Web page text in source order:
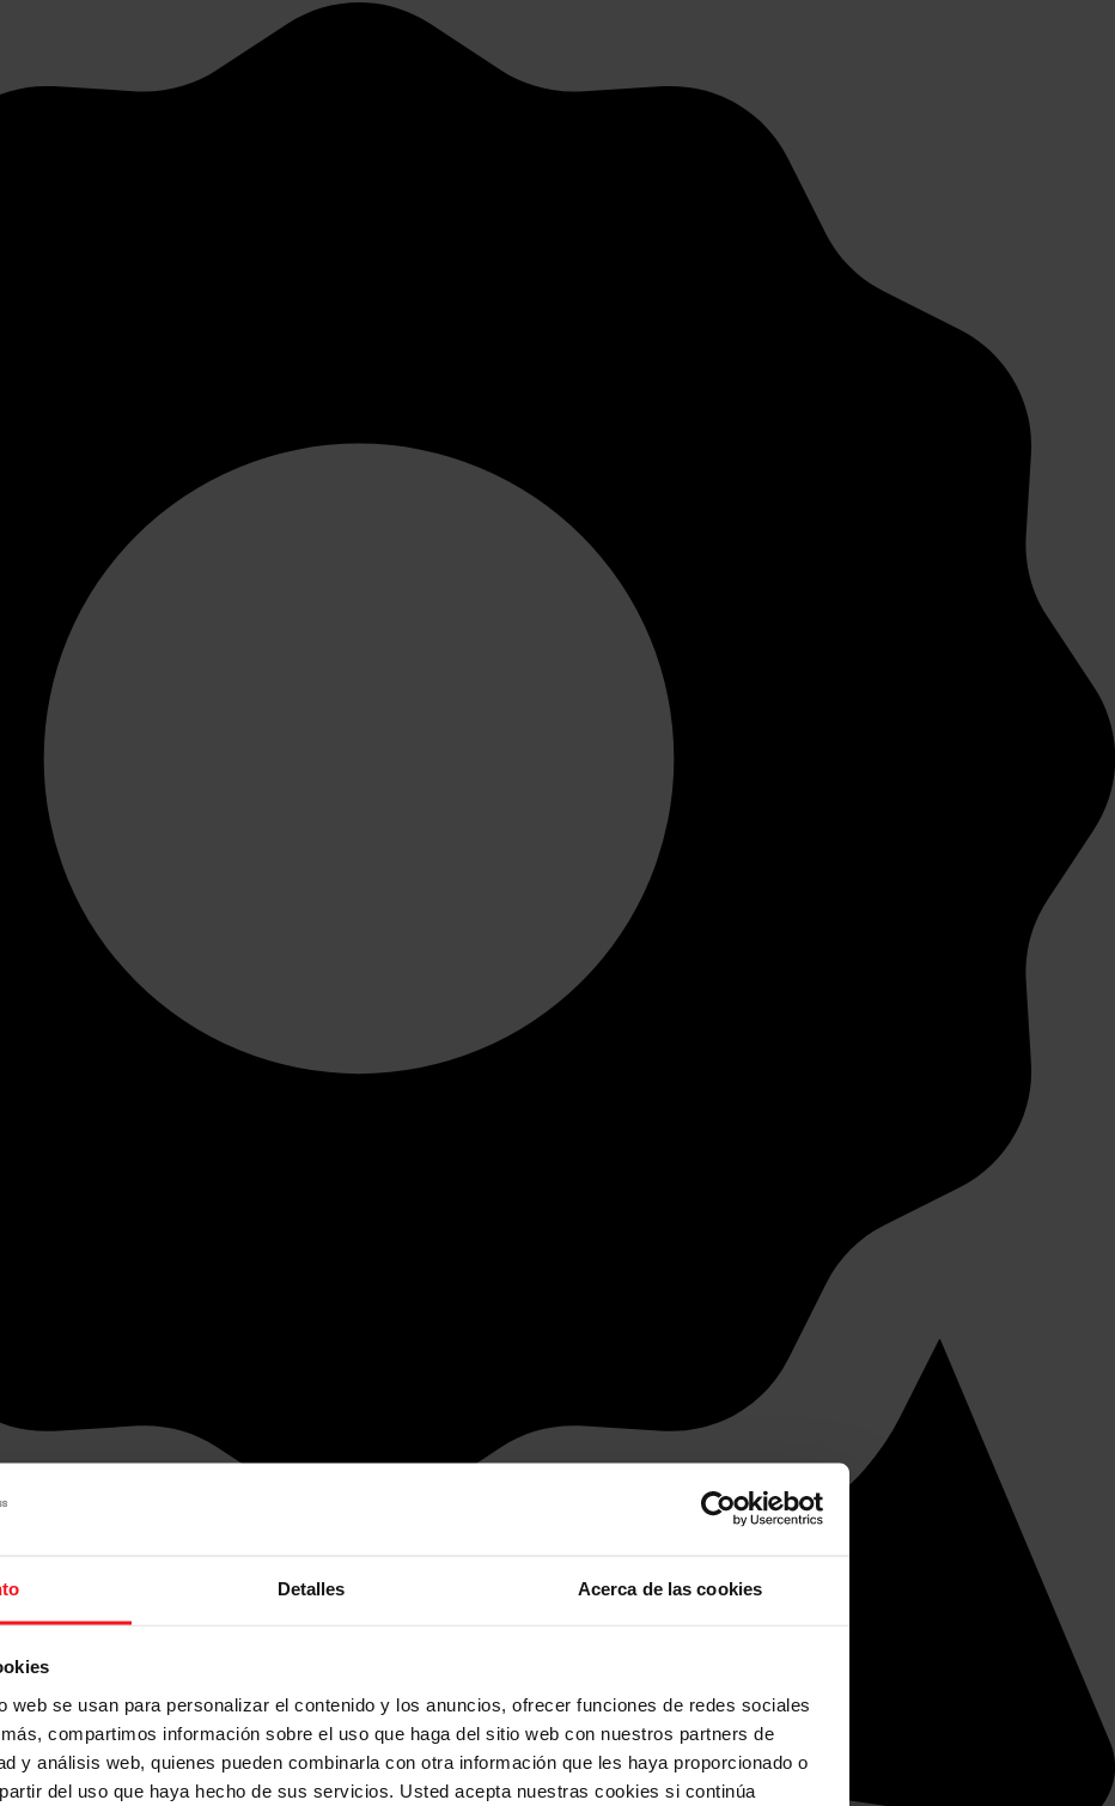
Detalles Acerca de las cookies
web se usan para personalizar el contenido y los anuncios, ofrecer funciones de redes sociales
compartimos información sobre el uso que haga del sitio web con nuestros partners de
y análisis web, quienes pueden combinarla con otra información que les haya proporcionado o
del uso que haya hecho de sus servicios. Usted acepta nuestras cookies si continúa